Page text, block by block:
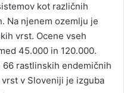
kot različnih
Na njenem ozemlju je
vrst. Ocene vseh
45.000 in 120.000.
rastlinskih endemičnih
v Sloveniji je izguba